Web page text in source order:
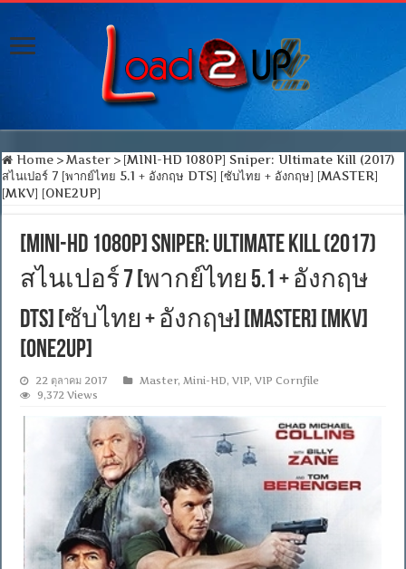
Home > Master > [MINI-HD 1080P] Sniper: Ultimate Kill (2017)
สไนเปอร์ 7 [พากย์ไทย 5.1 + อังกฤษ DTS] [ซับไทย + อังกฤษ] [MASTER]
[MKV] [ONE2UP]
[MINI-HD 1080P] Sniper: Ultimate Kill (2017)
สไนเปอร์ 7 [พากย์ไทย 5.1 + อังกฤษ
DTS] [ซับไทย + อังกฤษ] [MASTER] [MKV]
[ONE2UP]
22 ตุลาคม 2017 Master,Mini-HD,VIP,VIP Cornfile
9,372 Views